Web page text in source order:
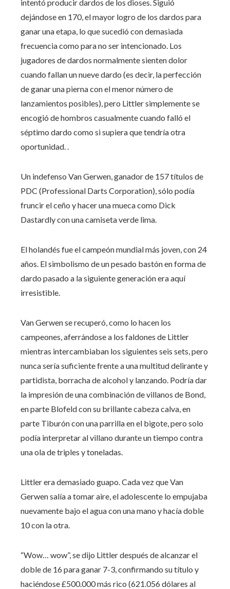
intentó producir dardos de los dioses. Siguió
dejándose en 170, el mayor logro de los dardos para
ganar una etapa, lo que sucedió con demasiada
frecuencia como para no ser intencionado. Los
jugadores de dardos normalmente sienten dolor
cuando fallan un nueve dardo (es decir, la perfección
de ganar una pierna con el menor número de
lanzamientos posibles), pero Littler simplemente se
encogió de hombros casualmente cuando falló el
séptimo dardo como si supiera que tendría otra
oportunidad. .
Un indefenso Van Gerwen, ganador de 157 títulos de
PDC (Professional Darts Corporation), sólo podía
fruncir el ceño y hacer una mueca como Dick
Dastardly con una camiseta verde lima.
El holandés fue el campeón mundial más joven, con 24
años. El simbolismo de un pesado bastón en forma de
dardo pasado a la siguiente generación era aquí
irresistible.
Van Gerwen se recuperó, como lo hacen los
campeones, aferrándose a los faldones de Littler
mientras intercambiaban los siguientes seis sets, pero
nunca sería suficiente frente a una multitud delirante y
partidista, borracha de alcohol y lanzando. Podría dar
la impresión de una combinación de villanos de Bond,
en parte Blofeld con su brillante cabeza calva, en
parte Tiburón con una parrilla en el bigote, pero solo
podía interpretar al villano durante un tiempo contra
una ola de triples y toneladas.
Littler era demasiado guapo. Cada vez que Van
Gerwen salía a tomar aire, el adolescente lo empujaba
nuevamente bajo el agua con una mano y hacía doble
10 con la otra.
“Wow… wow”, se dijo Littler después de alcanzar el
doble de 16 para ganar 7-3, confirmando su título y
haciéndose £500.000 más rico (621.056 dólares al